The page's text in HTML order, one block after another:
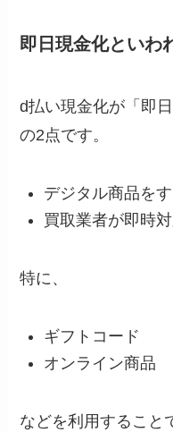
即日現金化といわ
d払い現金化が「即
の2点です。
デジタル商品を
買取業者が即時
特に、
ギフトコード
オンライン商品
などを利用すること